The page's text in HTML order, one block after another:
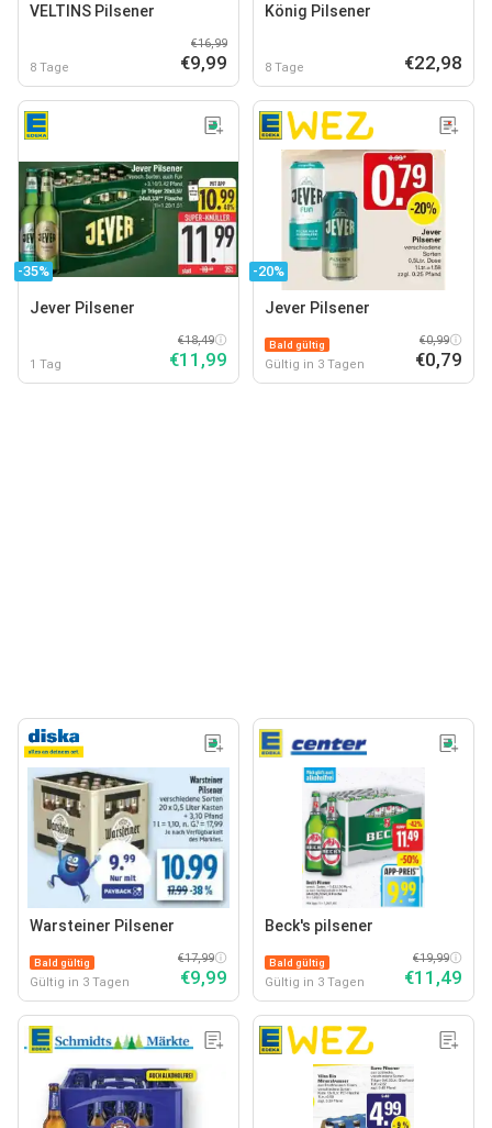
VELTINS Pilsener
8 Tage
€16,99
€9,99
König Pilsener
8 Tage €22,98
-35%
Jever Pilsener
1 Tag
€18,49
€11,99
-20%
Jever Pilsener
Bald gültig
Gültig in 3 Tagen
€0,99
€0,79
Warsteiner Pilsener
Bald gültig
Gültig in 3 Tagen
€17,99
€9,99
Beck's pilsener
Bald gültig
Gültig in 3 Tagen
€19,99
€11,49